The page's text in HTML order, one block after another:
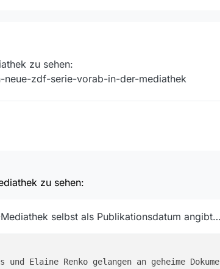
aber anschauen
Sendungen handelt, die erst ausgestrahlt werden.
zu sehen:
zdf-serie-vorab-in-der-mediathek
neue-zdf-serie-vorab-in-der-mediathek
zu sehen:
selbst als Publikationsdatum angibt…
Elaine Renko gelangen an geheime